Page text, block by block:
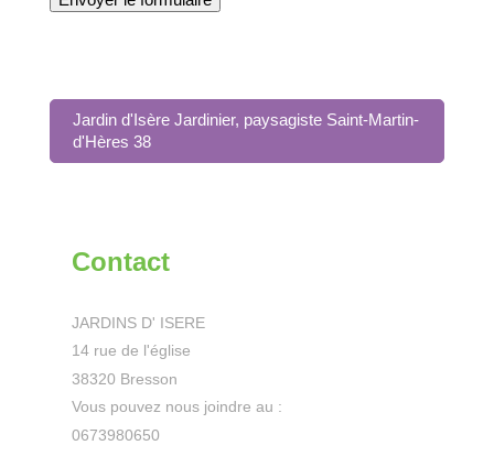
Jardin d'Isère Jardinier, paysagiste Saint-Martin-
d'Hères 38
Contact
JARDINS D' ISERE
14 rue de l'église
38320 Bresson
Vous pouvez nous joindre au :
0673980650